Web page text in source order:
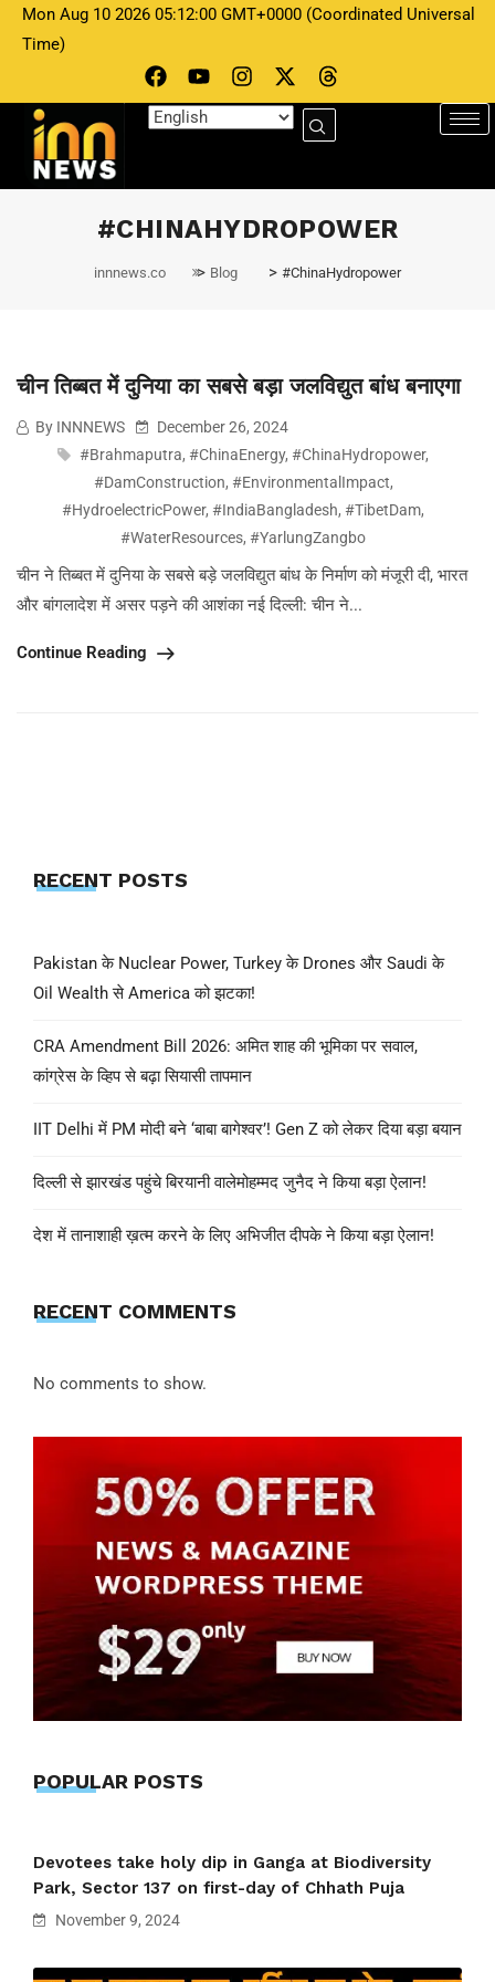
Mon Aug 10 2026 05:12:00 GMT+0000 (Coordinated Universal
Time)
#CHINAHYDROPOWER
innnews.co > Blog > #ChinaHydropower
INNNEWS
चीन तिब्बत में दुनिया का सबसे बड़ा जलविद्युत बांध
चीन तिब्बत में दुनिया का सबसे बड़ा जलविद्युत बांध बनाएगा
By INNNEWS
December 26, 2024
#Brahmaputra, #ChinaEnergy, #ChinaHydropower,
#DamConstruction, #EnvironmentalImpact,
#HydroelectricPower, #IndiaBangladesh, #TibetDam,
#WaterResources, #YarlungZangbo
चीन ने तिब्बत में दुनिया के सबसे बड़े जलविद्युत बांध के निर्माण को मंजूरी दी, भारत
और बांगलादेश में असर पड़ने की आशंका नई दिल्ली: चीन ने...
Continue Reading
RECENT POSTS
Pakistan के Nuclear Power, Turkey के Drones और Saudi के
Oil Wealth से America को झटका!
CRA Amendment Bill 2026: अमित शाह की भूमिका पर सवाल,
कांग्रेस के व्हिप से बढ़ा सियासी तापमान
IIT Delhi में PM मोदी बने ‘बाबा बागेश्वर’! Gen Z को लेकर दिया बड़ा बयान
दिल्ली से झारखंड पहुंचे बिरयानी वालेमोहम्मद जुनैद ने किया बड़ा ऐलान!
देश में तानाशाही ख़त्म करने के लिए अभिजीत दीपके ने किया बड़ा ऐलान!
RECENT COMMENTS
No comments to show.
POPULAR POSTS
Devotees take holy dip in Ganga at Biodiversity
Park, Sector 137 on first-day of Chhath Puja
November 9, 2024